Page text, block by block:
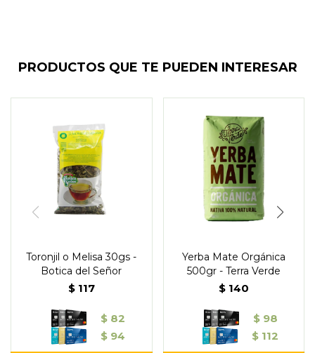
PRODUCTOS QUE TE PUEDEN INTERESAR
Toronjil o Melisa 30gs -
Botica del Señor
$ 117
$ 82
$ 94
Yerba Mate Orgánica
500gr - Terra Verde
$ 140
$ 98
$ 112